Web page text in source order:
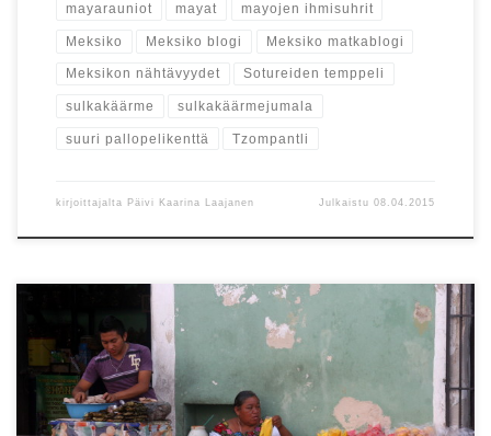
mayarauniot mayat mayojen ihmisuhrit
Meksiko Meksiko blogi Meksiko matkablogi
Meksikon nähtävyydet Sotureiden temppeli
sulkakäärme sulkakäärmejumala
suuri pallopelikenttä Tzompantli
kirjoittajalta Päivi Kaarina Laajanen Julkaistu08.04.2015
Matkallamme halusin ehdottomasti kokea aidon
meksikolaiskaupungin tunnelman. Merida kiinnosti mutta oli syrjässä
reitiltämme. Kun Chichen Itzan lähellä sijaitsevaa Valladolidia